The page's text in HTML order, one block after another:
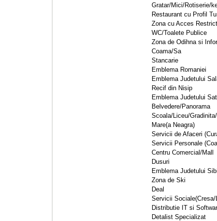
Gratar/Mici/Rotiserie/
Restaurant cu Profil
Zona cu Acces
WC/Toalete Publice
Zona de Odihna si
Coama/Sa
Stancarie
Emblema Romaniei
Emblema Judetului
Recif din Nisip
Emblema Judetului
Belvedere/Panorama
Scoala/Liceu/
Mare(a Neagra)
Servicii de Afaceri
Servicii Personale
Centru Comercial/Mall
Dusuri
Emblema Judetului
Zona de Ski
Deal
Servicii
Distributie IT si
Detalist Specializat